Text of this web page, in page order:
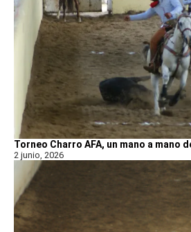
Torneo Charro AFA, un mano a mano
2 junio, 2026